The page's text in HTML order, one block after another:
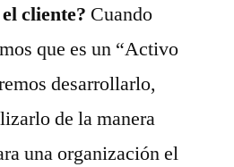
cliente? Cuando
que es un “Activo
desarrollarlo,
de la manera
una organización el